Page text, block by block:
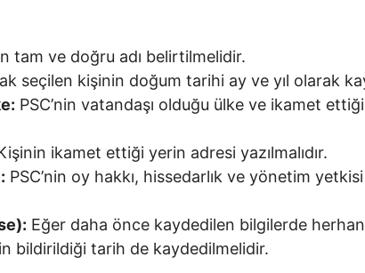
tam ve doğru adı belirtilmelidir.
seçilen kişinin doğum tarihi ay ve yıl olarak
PSC’nin vatandaşı olduğu ülke ve ikamet
ikamet ettiği yerin adresi yazılmalıdır.
PSC’nin oy hakkı, hissedarlık ve yönetim
Eğer daha önce kaydedilen bilgilerde
bildirildiği tarih de kaydedilmelidir.